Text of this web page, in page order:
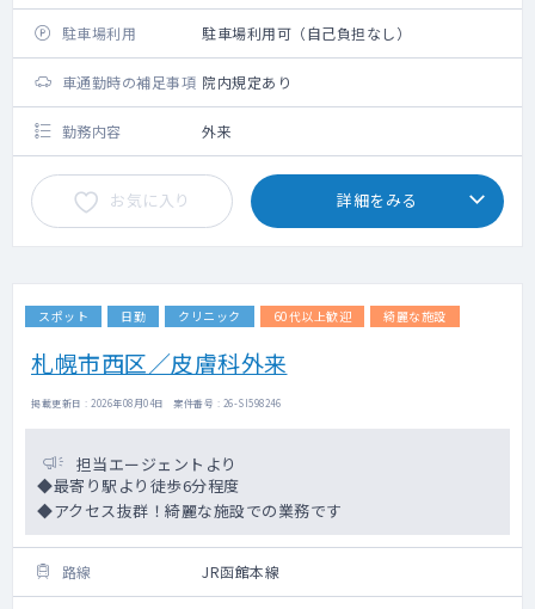
駐車場利用 駐車場利用可（自己負担なし）
車通勤時の補足事項 院内規定あり
勤務内容 外来
お気に入り 詳細をみる
スポット 日勤 クリニック 60代以上歓迎 綺麗な施設
札幌市西区／皮膚科外来
掲載更新日 : 2026年08月04日 案件番号 : 26-SI598246
担当エージェントより
◆最寄り駅より徒歩6分程度
◆アクセス抜群！綺麗な施設での業務です
路線 JR函館本線